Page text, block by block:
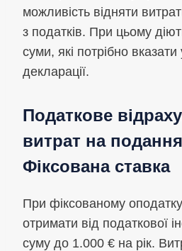
можливість відняти
з податків. При цьому
суми, які потрібно вказати
декларації.
Податкове
витрат на
Фіксована ставка
При фіксованому
отримати від податкової
суму до 1.000 € на рік.